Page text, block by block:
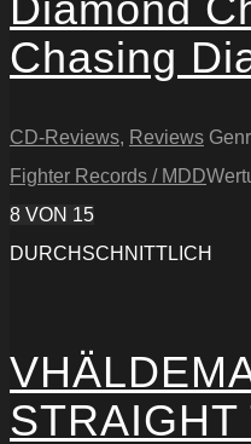
Chasing
CD-Reviews, Reviews
Fighter Records / MDD
8 VON 15
DURCHSCHNITTLICH
STRAIGHT